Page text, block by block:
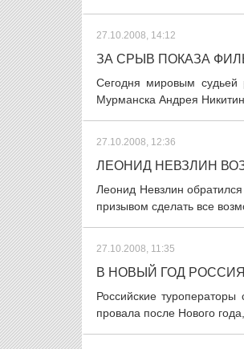
27.10.2008, 14:12
ЗА СРЫВ ПОКАЗА
Сегодня мировым судьей
Мурманска Андрея
27.10.2008, 12:36
ЛЕОНИД НЕВЗЛИН
Леонид Невзлин
призывом сделать все
27.10.2008, 11:35
В НОВЫЙ ГОД
Российские
провала после Нового